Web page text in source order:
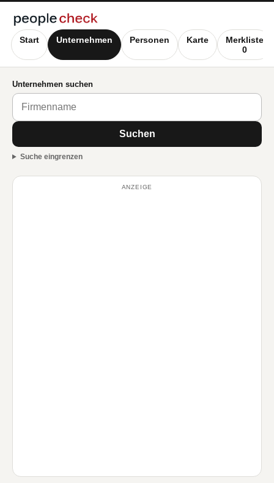
Start Unternehmen Personen Karte
Merkliste
0
Unternehmen suchen
Suchen
Suche eingrenzen
ANZEIGE